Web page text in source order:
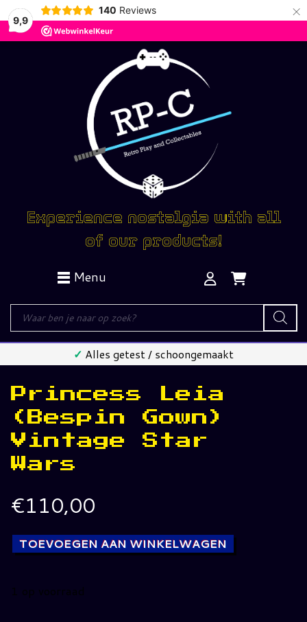
9,9
140 Reviews ×
Experience nostalgia with all
of our products!
Menu
Producten
zoeken
✓ Alles getest / schoongemaakt
Princess Leia
(Bespin Gown)
Vintage Star
Wars
€110,00
TOEVOEGEN AAN WINKELWAGEN
1 op voorraad